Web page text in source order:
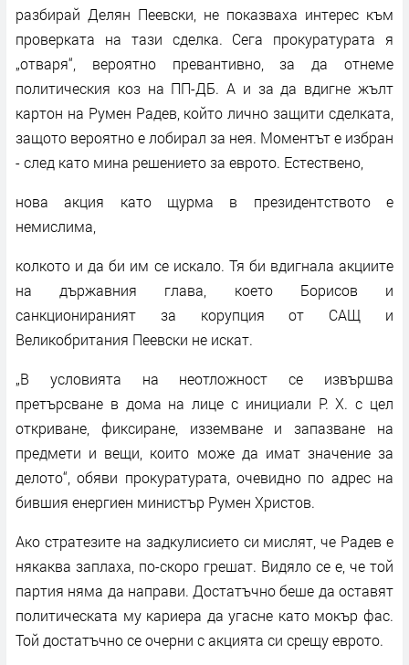
разбирай Делян Пеевски, не показваха интерес към
проверката на тази сделка. Сега прокуратурата я
„отваря“, вероятно превантивно, за да отнеме
политическия коз на ПП-ДБ. А и за да вдигне жълт
картон на Румен Радев, който лично защити сделката,
защото вероятно е лобирал за нея. Моментът е избран
- след като мина решението за еврото. Естествено,
нова акция като щурма в президентството е
немислима,
колкото и да би им се искало. Тя би вдигнала акциите
на държавния глава, което Борисов и
санкционираният за корупция от САЩ и
Великобритания Пеевски не искат.
„В условията на неотложност се извършва
претърсване в дома на лице с инициали Р. Х. с цел
откриване, фиксиране, изземване и запазване на
предмети и вещи, които може да имат значение за
делото“, обяви прокуратурата, очевидно по адрес на
бившия енергиен министър Румен Христов.
Ако стратезите на задкулисието си мислят, че Радев е
някаква заплаха, по-скоро грешат. Видяло се е, че той
партия няма да направи. Достатъчно беше да оставят
политическата му кариера да угасне като мокър фас.
Той достатъчно се очерни с акцията си срещу еврото.